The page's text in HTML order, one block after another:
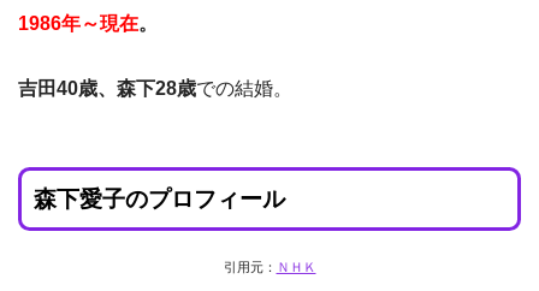
1986年～現在。
吉田40歳、森下28歳での結婚。
森下愛子のプロフィール
引用元： ＮＨＫ